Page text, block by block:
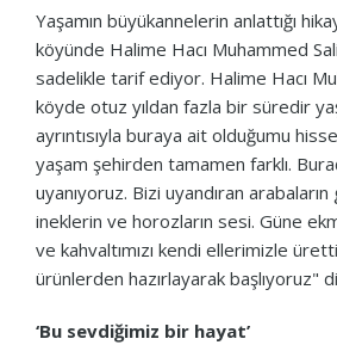
Yaşamın büyükannelerin anlattığı
köyünde Halime Hacı Muhammed
sadelikle tarif ediyor. Halime Hacı
köyde otuz yıldan fazla bir süredir
ayrıntısıyla buraya ait olduğumu
yaşam şehirden tamamen farklı.
uyanıyoruz. Bizi uyandıran
ineklerin ve horozların sesi. Güne
ve kahvaltımızı kendi ellerimizle
ürünlerden hazırlayarak başlıyoruz"
‘Bu sevdiğimiz bir hayat’